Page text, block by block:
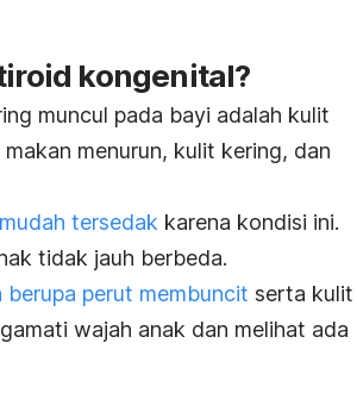
kongenital?
muncul pada bayi adalah kulit
menurun, kulit kering, dan
mudah tersedak karena kondisi ini.
tidak jauh berbeda.
berupa perut membuncit serta kulit
wajah anak dan melihat ada